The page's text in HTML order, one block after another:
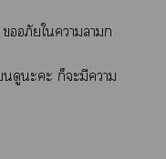
อภัยใาา
นดูะะ ก็ะมีา